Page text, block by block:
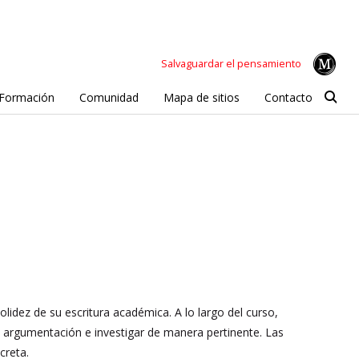
Salvaguardar el pensamiento
Formación Comunidad Mapa de sitios Contacto
de su escritura académica. A lo largo del curso,
e investigar de manera pertinente. Las